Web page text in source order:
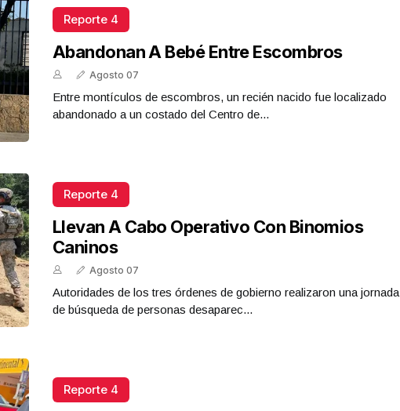
Reporte 4
Abandonan A Bebé Entre Escombros
Agosto 07
Entre montículos de escombros, un recién nacido fue localizado
abandonado a un costado del Centro de...
Reporte 4
Llevan A Cabo Operativo Con Binomios
Caninos
Agosto 07
Autoridades de los tres órdenes de gobierno realizaron una jornada
de búsqueda de personas desaparec...
Reporte 4